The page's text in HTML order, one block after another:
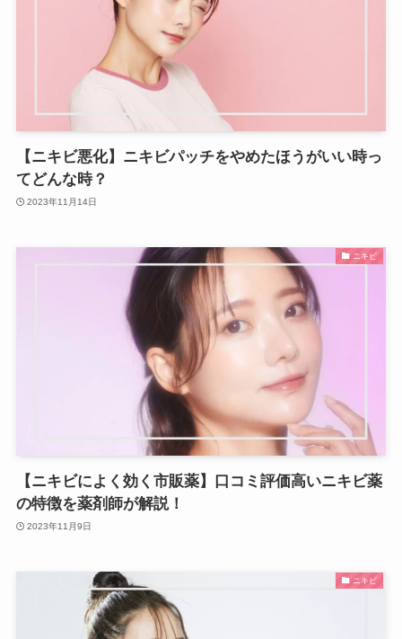
【ニキビ悪化】ニキビパッチをやめたほうがいい時っ
てどんな時？
2023年11月14日
ニキビ
【ニキビによく効く市販薬】口コミ評価高いニキビ薬
の特徴を薬剤師が解説！
2023年11月9日
ニキビ